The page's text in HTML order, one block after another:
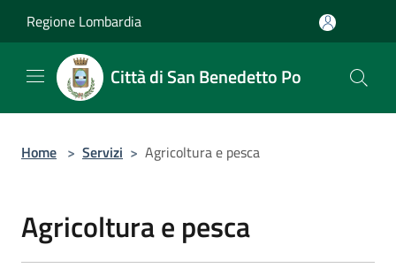
Regione Lombardia
Città di San Benedetto Po
Home > Servizi > Agricoltura e pesca
Agricoltura e pesca